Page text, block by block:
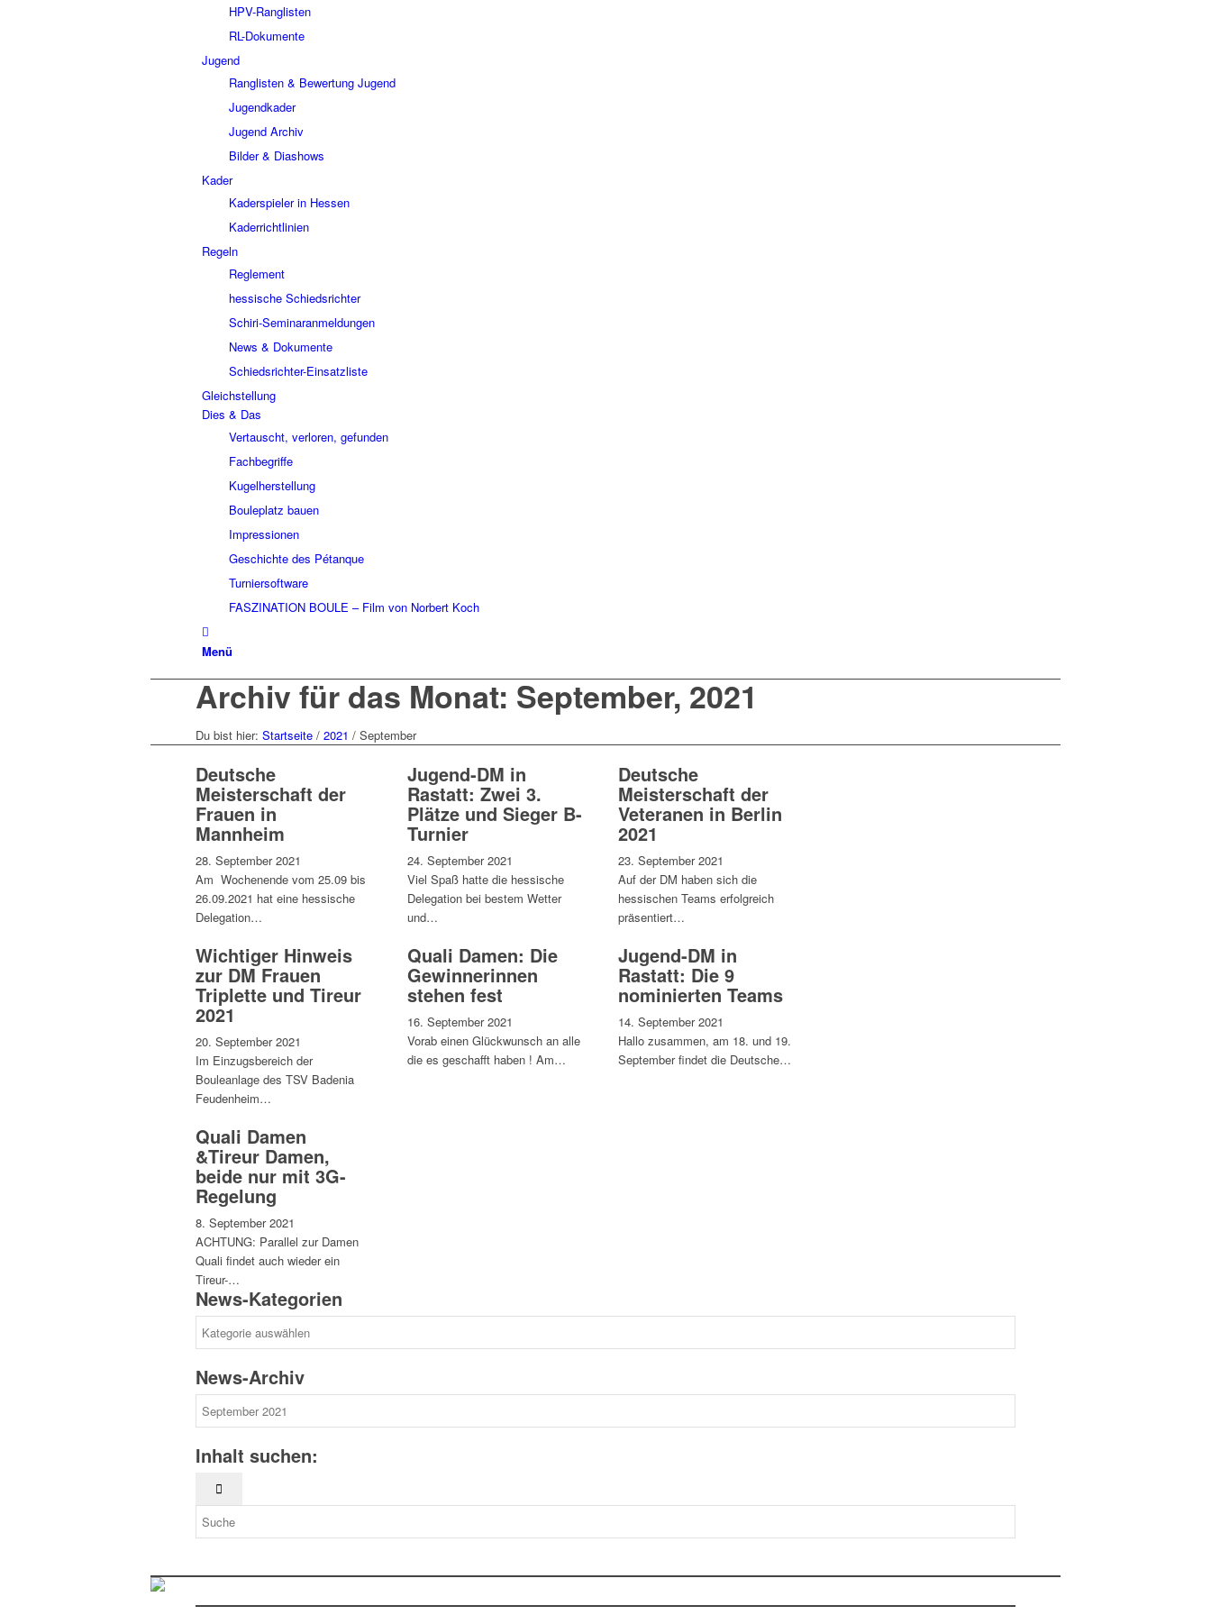
HPV-Ranglisten
RL-Dokumente
Jugend
Ranglisten & Bewertung Jugend
Jugendkader
Jugend Archiv
Bilder & Diashows
Kader
Kaderspieler in Hessen
Kaderrichtlinien
Regeln
Reglement
hessische Schiedsrichter
Schiri-Seminaranmeldungen
News & Dokumente
Schiedsrichter-Einsatzliste
Gleichstellung
Dies & Das
Vertauscht, verloren, gefunden
Fachbegriffe
Kugelherstellung
Bouleplatz bauen
Impressionen
Geschichte des Pétanque
Turniersoftware
FASZINATION BOULE – Film von Norbert Koch
Menü
Archiv für das Monat: September, 2021
Du bist hier: Startseite / 2021 / September
Deutsche
Meisterschaft der
Frauen in
Mannheim
28. September 2021
Am Wochenende vom 25.09 bis
26.09.2021 hat eine hessische
Delegation…
Jugend-DM in
Rastatt: Zwei 3.
Plätze und Sieger B-
Turnier
24. September 2021
Viel Spaß hatte die hessische
Delegation bei bestem Wetter
und…
Deutsche
Meisterschaft der
Veteranen in Berlin
2021
23. September 2021
Auf der DM haben sich die
hessischen Teams erfolgreich
präsentiert…
Wichtiger Hinweis
zur DM Frauen
Triplette und Tireur
2021
20. September 2021
Im Einzugsbereich der
Bouleanlage des TSV Badenia
Feudenheim…
Quali Damen: Die
Gewinnerinnen
stehen fest
16. September 2021
Vorab einen Glückwunsch an alle
die es geschafft haben ! Am…
Jugend-DM in
Rastatt: Die 9
nominierten Teams
14. September 2021
Hallo zusammen, am 18. und 19.
September findet die Deutsche…
Quali Damen
&Tireur Damen,
beide nur mit 3G-
Regelung
8. September 2021
ACHTUNG: Parallel zur Damen
Quali findet auch wieder ein
Tireur-…
News-Kategorien
Kategorien
News-Archiv
Archiv
Inhalt suchen: